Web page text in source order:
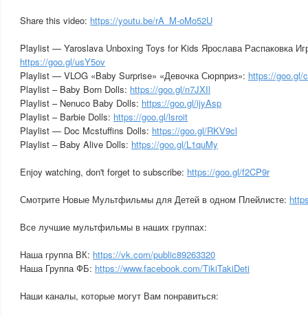
Share this video: https://youtu.be/rA_M-oMo52U
Playlist — Yaroslava Unboxing Toys for Kids Ярослава Распаковка
https://goo.gl/usY5ov
Playlist — VLOG «Baby Surprise» «Девочка Сюрприз»: https://goo.gl/
Playlist – Baby Born Dolls: https://goo.gl/n7JXIl
Playlist – Nenuco Baby Dolls: https://goo.gl/ijyAsp
Playlist – Barbie Dolls: https://goo.gl/lsroit
Playlist — Doc Mcstuffins Dolls: https://goo.gl/RKV9cl
Playlist – Baby Alive Dolls: https://goo.gl/L1quMy
Enjoy watching, don't forget to subscribe: https://goo.gl/f2CP9r
Смотрите Новые Мультфильмы для Детей в одном Плейлисте:
Все лучшие мультфильмы в наших группах:
Наша группа ВК: https://vk.com/public89263320
Наша Группа ФБ: https://www.facebook.com/TikiTakiDeti
Наши каналы, которые могут Вам понравиться: